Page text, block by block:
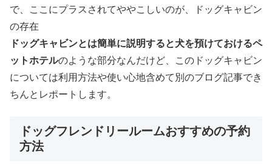
で、ここにプラスされてややこしいのが、ドッグキャビン
の存在
ドッグキャビンとは簡単に説明すると犬を預けておけるペ
ットホテルのような部分なんだけど、このドッグキャビン
については利用方法や使い心地含めて別のブログ記事でき
ちんとレポートします。
ドッグフレンドリールームおすすめの予約
方法